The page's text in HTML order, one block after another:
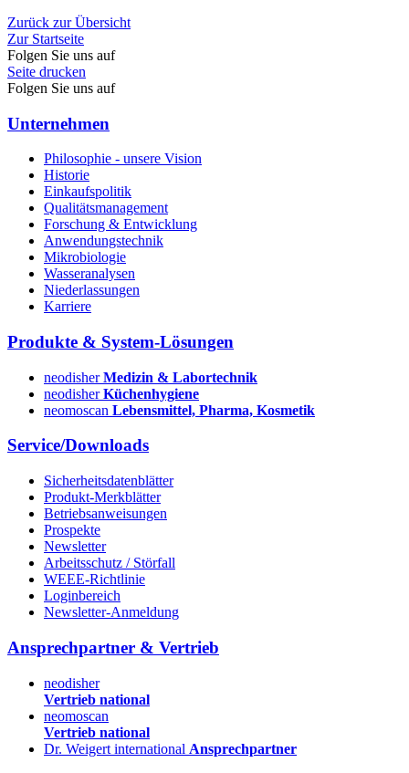
Zurück zur Übersicht
Zur Startseite
Folgen Sie uns auf
Seite drucken
Folgen Sie uns auf
Unternehmen
Philosophie - unsere Vision
Historie
Einkaufspolitik
Qualitätsmanagement
Forschung & Entwicklung
Anwendungstechnik
Mikrobiologie
Wasseranalysen
Niederlassungen
Karriere
Produkte & System-Lösungen
neodisherMedizin & Labortechnik
neodisherKüchenhygiene
neomoscan Lebensmittel, Pharma, Kosmetik
Service/Downloads
Sicherheitsdatenblätter
Produkt-Merkblätter
Betriebsanweisungen
Prospekte
Newsletter
Arbeitsschutz / Störfall
WEEE-Richtlinie
Loginbereich
Newsletter-Anmeldung
Ansprechpartner & Vertrieb
neodisher
Vertrieb national
neomoscan
Vertrieb national
Dr. Weigert international Ansprechpartner